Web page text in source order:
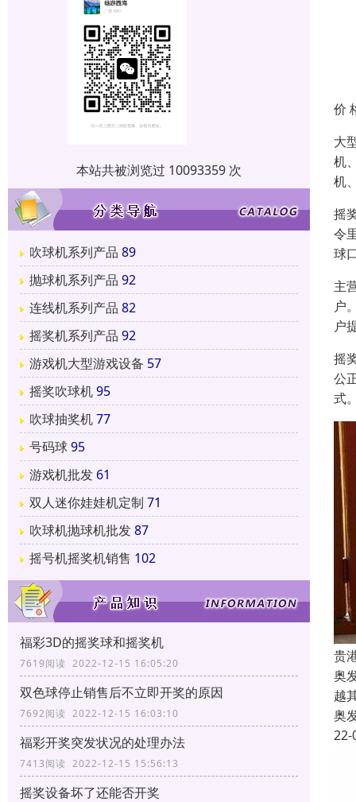
本站共被浏览过 10093359 次
吹球机系列产品 89
抛球机系列产品 92
连线机系列产品 82
摇奖机系列产品 92
游戏机大型游戏设备 57
摇奖吹球机95
吹球抽奖机77
号码球95
游戏机批发 61
双人迷你娃娃机定制 71
吹球机抛球机批发87
摇号机摇奖机销售 102
福彩3D的摇奖球和摇奖机
7619阅读 2022-12-15 16:05:20
双色球停止销售后不立即开奖的原因
7692阅读 2022-12-15 16:03:10
福彩开奖突发状况的处理办法
7413阅读 2022-12-15 15:56:13
摇奖设备坏了还能否开奖
价
大
机
机
摇
令
球
主
户
户
摇
公
式
贵
奥
越
奥
22-